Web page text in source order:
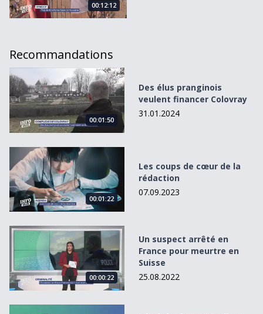
00:12:12
Recommandations
Des élus pranginois veulent financer Colovray
00:01:50
Des élus pranginois
veulent financer Colovray
31.01.2024
Les coups de cœur de la rédaction
00:01:22
Les coups de cœur de la
rédaction
07.09.2023
Un suspect arrêté en France pour meurtre en Suisse
00:00:22
Un suspect arrêté en
France pour meurtre en
Suisse
25.08.2022